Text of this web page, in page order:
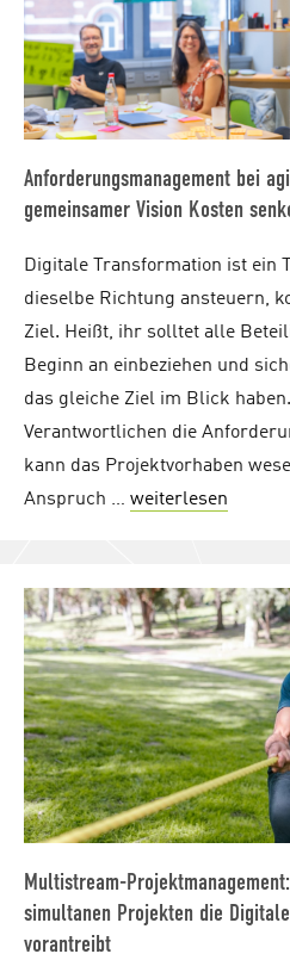
Anforderungsmanagement bei
gemeinsamer Vision Kosten
Digitale Transformation ist ein
dieselbe Richtung ansteuern,
Ziel. Heißt, ihr solltet alle
Beginn an einbeziehen und
das gleiche Ziel im Blick
Verantwortlichen die
kann das Projektvorhaben
Anspruch … weiterlesen
Multistream-
simultanen Projekten die
vorantreibt